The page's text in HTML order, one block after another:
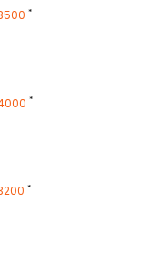
*
*
*